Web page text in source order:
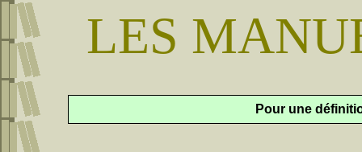
LES
Pour une